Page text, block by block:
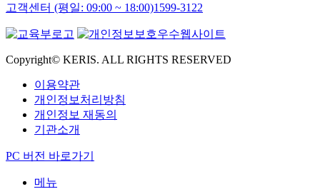
고객센터 (평일: 09:00 ~ 18:00)1599-3122
Copyright© KERIS. ALL RIGHTS RESERVED
이용약관
개인정보처리방침
개인정보 재동의
기관소개
PC 버전 바로가기
메뉴